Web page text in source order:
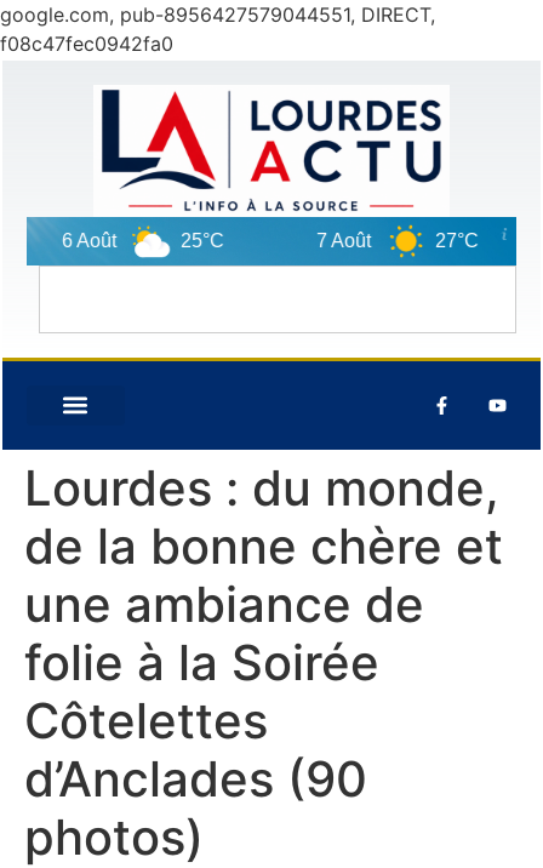
google.com, pub-8956427579044551, DIRECT,
f08c47fec0942fa0
25°C 27°C
Lourdes : du monde,
de la bonne chère et
une ambiance de
folie à la Soirée
Côtelettes
d’Anclades (90
photos)